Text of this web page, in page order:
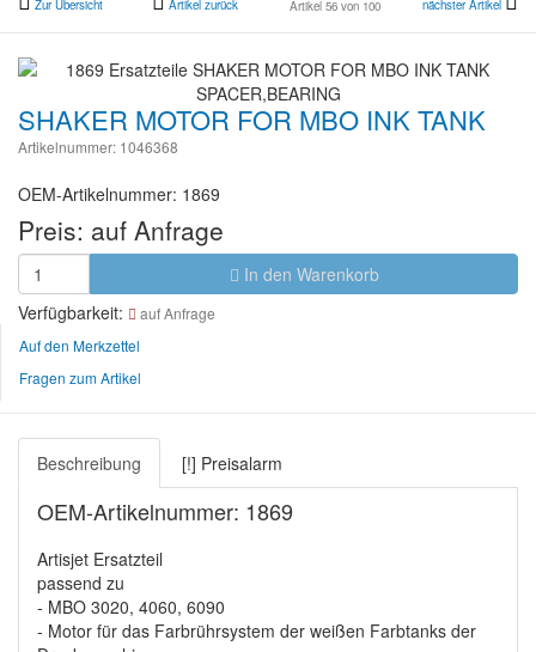
Zur Übersicht Artikel zurück Artikel 56 von 100 nächster Artikel
SHAKER MOTOR FOR MBO INK TANK
Artikelnummer: 1046368
OEM-Artikelnummer: 1869
Preis: auf Anfrage
In den Warenkorb
Verfügbarkeit:
auf Anfrage
Auf den Merkzettel
Fragen zum Artikel
Beschreibung [!] Preisalarm
OEM-Artikelnummer: 1869
Artisjet Ersatzteil
passend zu
- MBO 3020, 4060, 6090
- Motor für das Farbrührsystem der weißen Farbtanks der